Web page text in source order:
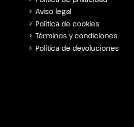
Aviso legal
Política de cookies
Términos y condiciones
Política de devoluciones